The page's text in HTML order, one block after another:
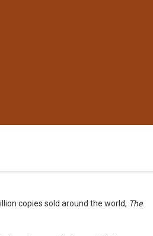
copies sold around the world, The